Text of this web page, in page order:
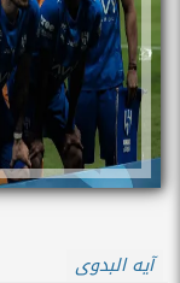
آيه البدوى